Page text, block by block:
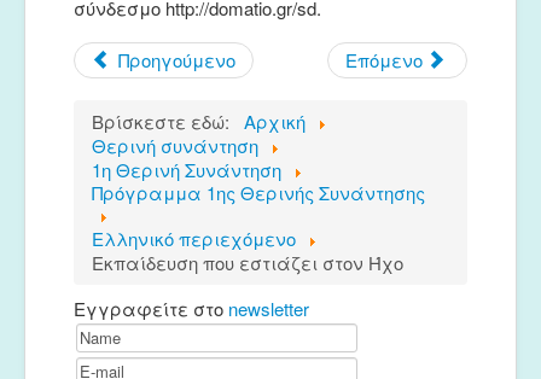
σύνδεσμο http://domatio.gr/sd.
Προηγούμενο Επόμενο
Βρίσκεστε εδώ:
Αρχική
Θερινή συνάντηση
1η Θερινή Συνάντηση
Πρόγραμμα 1ης Θερινής Συνάντησης
Ελληνικό περιεχόμενο
Εκπαίδευση που εστιάζει στον Ήχο
Εγγραφείτε στο newsletter